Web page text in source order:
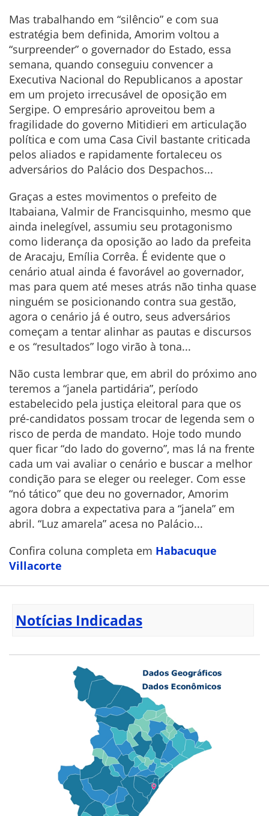
Mas trabalhando em “silêncio” e com sua
estratégia bem definida, Amorim voltou a
“surpreender” o governador do Estado, essa
semana, quando conseguiu convencer a
Executiva Nacional do Republicanos a apostar
em um projeto irrecusável de oposição em
Sergipe. O empresário aproveitou bem a
fragilidade do governo Mitidieri em articulação
política e com uma Casa Civil bastante criticada
pelos aliados e rapidamente fortaleceu os
adversários do Palácio dos Despachos...
Graças a estes movimentos o prefeito de
Itabaiana, Valmir de Francisquinho, mesmo que
ainda inelegível, assumiu seu protagonismo
como liderança da oposição ao lado da prefeita
de Aracaju, Emília Corrêa. É evidente que o
cenário atual ainda é favorável ao governador,
mas para quem até meses atrás não tinha quase
ninguém se posicionando contra sua gestão,
agora o cenário já é outro, seus adversários
começam a tentar alinhar as pautas e discursos
e os “resultados” logo virão à tona...
Não custa lembrar que, em abril do próximo ano
teremos a “janela partidária”, período
estabelecido pela justiça eleitoral para que os
pré-candidatos possam trocar de legenda sem o
risco de perda de mandato. Hoje todo mundo
quer ficar “do lado do governo”, mas lá na frente
cada um vai avaliar o cenário e buscar a melhor
condição para se eleger ou reeleger. Com esse
“nó tático” que deu no governador, Amorim
agora dobra a expectativa para a “janela” em
abril. “Luz amarela” acesa no Palácio...
Confira coluna completa em Habacuque
Villacorte
Notícias Indicadas